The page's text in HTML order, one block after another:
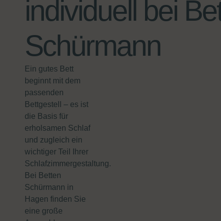
individuell bei
Schürmann
Ein gutes Bett
beginnt mit dem
passenden
Bettgestell – es ist
die Basis für
erholsamen Schlaf
und zugleich ein
wichtiger Teil Ihrer
Schlafzimmergestaltung.
Bei Betten
Schürmann in
Hagen finden Sie
eine große